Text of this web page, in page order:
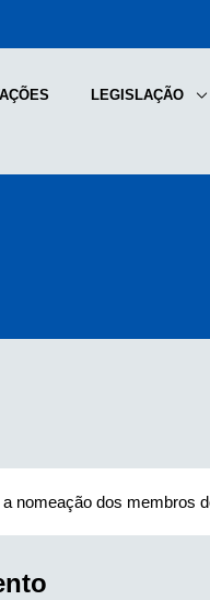
LEGISLAÇÃO
nomeação dos membros